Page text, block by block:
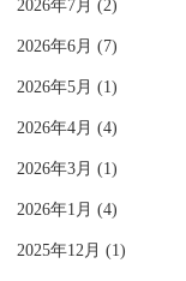
2026年7月 (2)
2026年6月 (7)
2026年5月 (1)
2026年4月 (4)
2026年3月 (1)
2026年1月 (4)
2025年12月 (1)